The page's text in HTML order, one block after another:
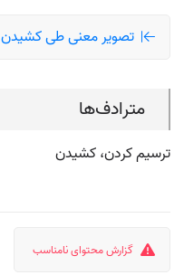
تصویر معنی طی کشیدن
مترادف‌ها
ترسیم کردن، کشیدن
گزارش محتوای نامناسب